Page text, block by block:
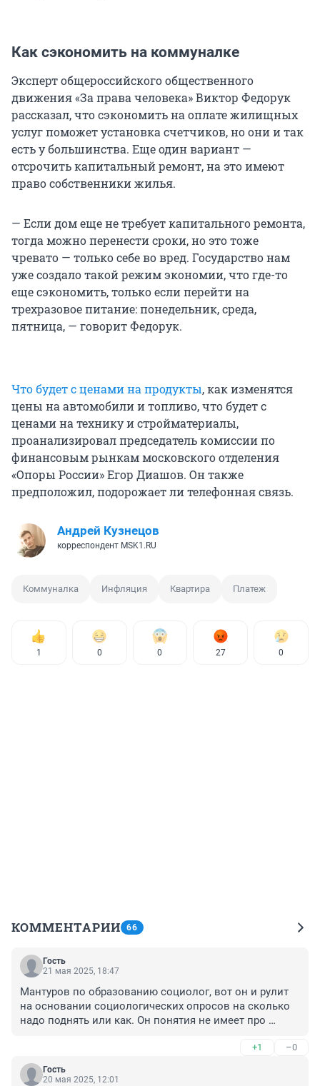
Как сэкономить на коммуналке
Эксперт общероссийского общественного
движения «За права человека» Виктор Федорук
рассказал, что сэкономить на оплате жилищных
услуг поможет установка счетчиков, но они и так
есть у большинства. Еще один вариант —
отсрочить капитальный ремонт, на это имеют
право собственники жилья.
— Если дом еще не требует капитального ремонта,
тогда можно перенести сроки, но это тоже
чревато — только себе во вред. Государство нам
уже создало такой режим экономии, что где-то
еще сэкономить, только если перейти на
трехразовое питание: понедельник, среда,
пятница, — говорит Федорук.
Что будет с ценами на продукты, как изменятся
цены на автомобили и топливо, что будет с
ценами на технику и стройматериалы,
проанализировал председатель комиссии по
финансовым рынкам московского отделения
«Опоры России» Егор Диашов. Он также
предположил, подорожает ли телефонная связь.
Андрей Кузнецов
корреспондент MSK1.RU
Коммуналка Инфляция Квартира Платеж
1 0 0 27 0
КОММЕНТАРИИ 66
Гость
21 мая 2025, 18:47
Мантуров по образованию социолог, вот он и рулит
на основании социологических опросов на сколько
надо поднять или как. Он понятия не имеет про
знает только где в сливном бачке кнопку для слива
нажать, а откуда там вода появляется понятия не
имеет
+1 –0
Гость
20 мая 2025, 12:01